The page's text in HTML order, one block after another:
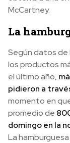
McCartney.
La
Según datos de
los productos
el último año,
pidieron a
momento en
promedio de
domingo en la
La